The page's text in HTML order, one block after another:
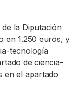
la Diputación
en 1.250 euros, y
tecnología
de ciencia-
en el apartado